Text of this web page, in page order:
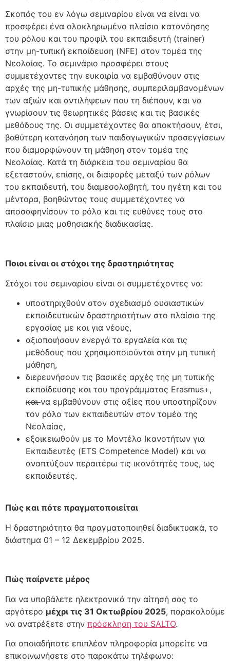
Σκοπός του εν λόγω σεμιναρίου είναι να είναι να
προσφέρει ένα ολοκληρωμένο πλαίσιο κατανόησης
του ρόλου και του προφίλ του εκπαιδευτή (trainer)
στην μη-τυπική εκπαίδευση (NFE) στον τομέα της
Νεολαίας. Το σεμινάριο προσφέρει στους
συμμετέχοντες την ευκαιρία να εμβαθύνουν στις
αρχές της μη-τυπικής μάθησης, συμπεριλαμβανομένων
των αξιών και αντιλήψεων που τη διέπουν, και να
γνωρίσουν τις θεωρητικές βάσεις και τις βασικές
μεθόδους της. Οι συμμετέχοντες θα αποκτήσουν, έτσι,
βαθύτερη κατανόηση των παιδαγωγικών προσεγγίσεων
που διαμορφώνουν τη μάθηση στον τομέα της
Νεολαίας. Κατά τη διάρκεια του σεμιναρίου θα
εξεταστούν, επίσης, οι διαφορές μεταξύ των ρόλων
του εκπαιδευτή, του διαμεσολαβητή, του ηγέτη και του
μέντορα, βοηθώντας τους συμμετέχοντες να
αποσαφηνίσουν το ρόλο και τις ευθύνες τους στο
πλαίσιο μιας μαθησιακής διαδικασίας.
Ποιοι είναι οι στόχοι της δραστηριότητας
Στόχοι του σεμιναρίου είναι οι συμμετέχοντες να:
υποστηριχθούν στον σχεδιασμό ουσιαστικών
εκπαιδευτικών δραστηριοτήτων στο πλαίσιο της
εργασίας με και για νέους,
αξιοποιήσουν ενεργά τα εργαλεία και τις
μεθόδους που χρησιμοποιούνται στην μη τυπική
μάθηση,
διερευνήσουν τις βασικές αρχές της μη τυπικής
εκπαίδευσης και του προγράμματος Erasmus+,
καινα εμβαθύνουν στις αξίες που υποστηρίζουν
τον ρόλο των εκπαιδευτών στον τομέα της
Νεολαίας,
εξοικειωθούν με το Μοντέλο Ικανοτήτων για
Εκπαιδευτές (ETS Competence Model) και να
αναπτύξουν περαιτέρω τις ικανότητές τους, ως
εκπαιδευτές.
Πώς και πότε πραγματοποιείται
Η δραστηριότητα θα πραγματοποιηθεί διαδικτυακά, το
διάστημα 01 – 12 Δεκεμβρίου 2025.
Πώς παίρνετε μέρος
Για να υποβάλετε ηλεκτρονικά την αίτησή σας το
αργότερο μέχρι τις 31 Οκτωβρίου 2025, παρακαλούμε
να ανατρέξετε στην πρόσκληση του SALTO.
Για οποιαδήποτε επιπλέον πληροφορία μπορείτε να
επικοινωνήσετε στο παρακάτω τηλέφωνο: